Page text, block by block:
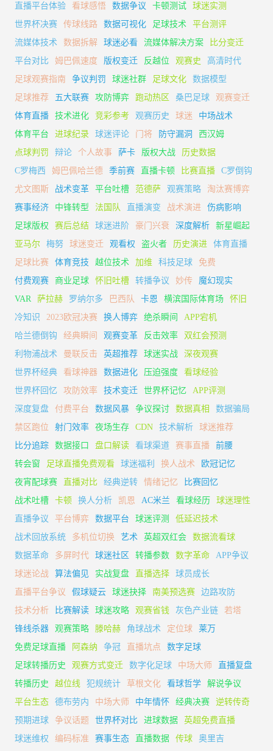
直播平台体验
看球感悟 数据争议 卡顿测试
球迷实测
世界杯决赛
传球线路 数据可视化 足球技术
平台测评
流媒体技术
数据拆解 球迷必看 流媒体解决方案
比分变迁
平台对比
姆巴佩速度 版权变迁 反越位 观赛史
高清时代
足球观赛指南
争议判罚 球迷社群 足球文化
数据模型
足球推荐
五大联赛 攻防博弈 跑动热区 桑巴足球
观赛变迁
体育直播
技术进化 竞彩参考 观赛历史 球迷
中场战术
体育平台
进球纪录 球迷评论 门将 防守漏洞
西汉姆
点球判罚
辩论 个人故事 萨卡 版权大战
历史数据
C罗梅西
姆巴佩哈兰德 季前赛 直播卡顿 比赛直播
C罗倒钩
尤文图斯
战术变革 平台吐槽 范德萨 观赛策略
淘汰赛博弈
赛事经济
中锋转型 法国队 直播演变 战术演进
伤病影响
足球版权
赛后总结 球迷进阶 豪门兴衰 深度解析
新星崛起
亚马尔
梅努 球迷变迁 观看权 盗火者 历史演进
体育直播
足球比赛
体育竞技 越位技术 加维 科技足球
免费
付费观赛
商业足球 怀旧吐槽 转播争议 妙传
魔幻现实
VAR
萨拉赫 罗纳尔多 巴西队 卡恩 横滨国际体育场
怀旧
冷知识
2023欧冠决赛 换人博弈 绝杀瞬间
APP宕机
哈兰德倒钩
经典瞬间 观赛变革 反击效率
双红会预测
利物浦战术
曼联反击 英超推荐 球迷实战
深夜观赛
世界杯经典
看球神器 数据进化 压迫强度
看球经验
世界杯回忆
攻防效率 技术变迁 世界杯记忆
APP评测
深度复盘
付费平台 数据风暴 争议探讨 数据真相
数据骗局
禁区跑位
射门效率 夜场生存 CDN 技术解析
球迷推荐
比分追踪
数据接口 盘口解读 看球渠道 赛事直播
前腰
转会窗
足球直播免费观看 球迷福利 换人战术
欧冠记忆
夜宵配球赛
直播对比 经典逆转 情绪记忆
比赛回忆
战术吐槽
卡顿 换人分析 凯恩 AC米兰 看球经历
球迷理性
直播争议
平台博弈 数据平台 球迷评测
低延迟技术
战术回放系统
多机位切换 艺术 英超双红会
数据流看球
数据革命
多屏时代 球迷社区 转播参数 数字革命
APP争议
球迷论战
算法偏见 实战复盘 直播选择
球员成长
直播平台争议
假球疑云 球迷抉择 南美预选赛
边路攻防
技术分析
比赛解读 球迷攻略 观赛省钱 灰色产业链
若塔
锋线杀器
观赛策略 滕哈赫 角球战术 定位球
莱万
免费足球直播
阿森纳 争冠 直播坑点
数字足球
足球转播历史
观赛方式变迁 数字化足球 中场大师
直播复盘
转播历史
越位线 犯规统计 草根文化 看球哲学
解说争议
平台生态
德布劳内 中场大师 中年情怀 经典决赛
逆转传奇
预期进球
争议话题 世界杯对比 进球数据
英超免费直播
球迷维权
编码标准 赛事生态 直播数据 传球
奥里吉